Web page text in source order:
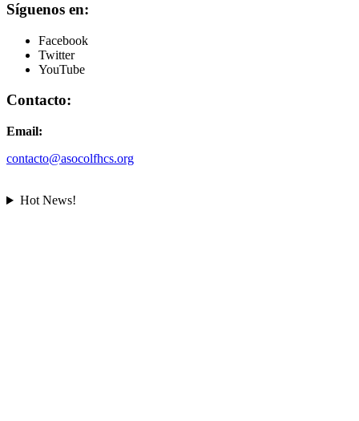
Síguenos en:
Facebook
Twitter
YouTube
Contacto:
Email:
contacto@asocolfhcs.org
Hot News!